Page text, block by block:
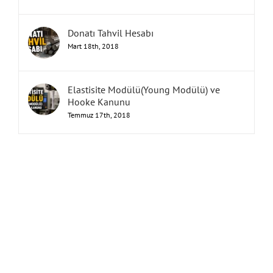
Donatı Tahvil Hesabı
Mart 18th, 2018
Elastisite Modülü(Young Modülü) ve
Hooke Kanunu
Temmuz 17th, 2018